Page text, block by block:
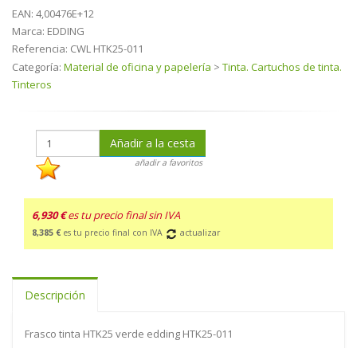
EAN: 4,00476E+12
Marca: EDDING
Referencia: CWL HTK25-011
Categoría: Material de oficina y papelería > Tinta. Cartuchos de tinta.
Tinteros
Añadir a la cesta
añadir a favoritos
6,930 € es tu precio final sin IVA
8,385 € es tu precio final con IVA actualizar
Descripción
Frasco tinta HTK25 verde edding HTK25-011